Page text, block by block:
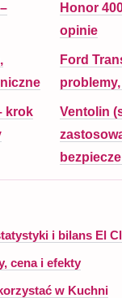
Honor
opinie
Ford
krok
Ventolin
i bilans El
cena i efekty
w Kuchni